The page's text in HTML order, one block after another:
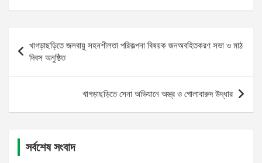
navigation
খাগড়াছড়িতে জলবায়ু সহনশীলতা পরিকল্পনা বিষয়ক জনঅবহিতকরণ সভা ও মাঠ
দিবস অনুষ্ঠিত
খাগড়াছড়িতে সেনা অভিযানে অস্ত্র ও গোলাবারুদ উদ্ধার
সর্বশেষ সংবাদ